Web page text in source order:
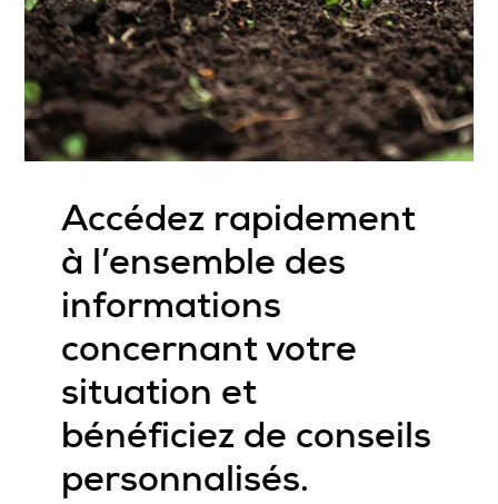
Accédez rapidement
à l’ensemble des
informations
concernant votre
situation et
bénéficiez de conseils
personnalisés.